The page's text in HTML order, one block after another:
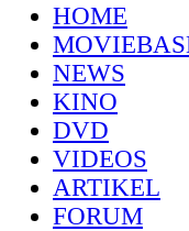
HOME
NEWS
KINO
DVD
VIDEOS
ARTIKEL
FORUM